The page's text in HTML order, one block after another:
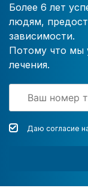
Более 6 лет
людям,
зависимости.
Потому что мы
лечения.
Даю согласие